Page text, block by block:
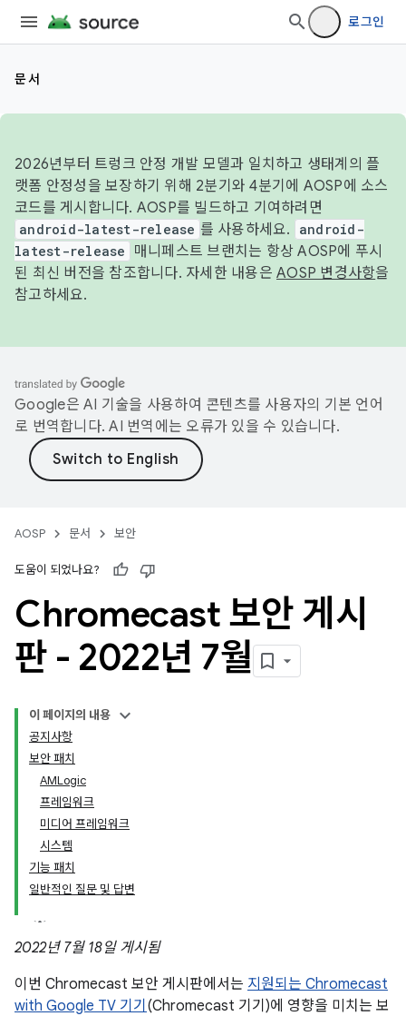
로그인
문서
2026년부터 트렁크 안정 개발 모델과 일치하고 생태계의 플
랫폼 안정성을 보장하기 위해 2분기와 4분기에 AOSP에 소스
코드를 게시합니다. AOSP를 빌드하고 기여하려면
android-latest-release 를 사용하세요.
android-
latest-release
매니페스트 브랜치는 항상 AOSP에 푸시
된 최신 버전을 참조합니다. 자세한 내용은 AOSP 변경사항을
참고하세요.
Google은 AI 기술을 사용하여 콘텐츠를 사용자의 기본 언어
로 번역합니다. AI 번역에는 오류가 있을 수 있습니다.
AOSP 문서 보안
도움이 되었나요?
Chromecast 보안 게시
판 - 2022년 7월
이 페이지의 내용
공지사항
보안 패치
AMLogic
프레임워크
미디어 프레임워크
시스템
기능 패치
일반적인 질문 및 답변
2022년 7월 18일 게시됨
이번 Chromecast 보안 게시판에서는 지원되는 Chromecast
with Google TV 기기 (Chromecast 기기)에 영향을 미치는 보